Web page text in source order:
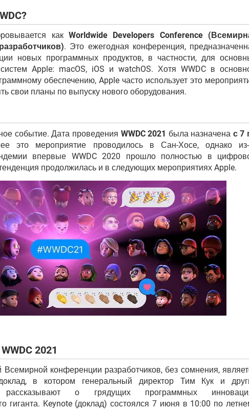
как Worldwide Developers Conference
. Это ежегодная конференция,
новых программных продуктов, в частности, для
Apple: macOS, iOS и watchOS. Хотя WWDC в
обеспечению, Apple часто использует это
свои планы по выпуску нового оборудования.
событие. Дата проведения WWDC 2021 была назначена с 7
это мероприятие проводилось в Сан-Хосе, однако из-
впервые WWDC 2020 прошло полностью в
продолжилась и в следующих мероприятиях Apple.
2021
Всемирной конференции разработчиков, без сомнения,
в котором генеральный директор Тим Кук и
рассказывают о грядущих программных
гиганта. Keynote (доклад) состоялся 7 июня в 10:00 по